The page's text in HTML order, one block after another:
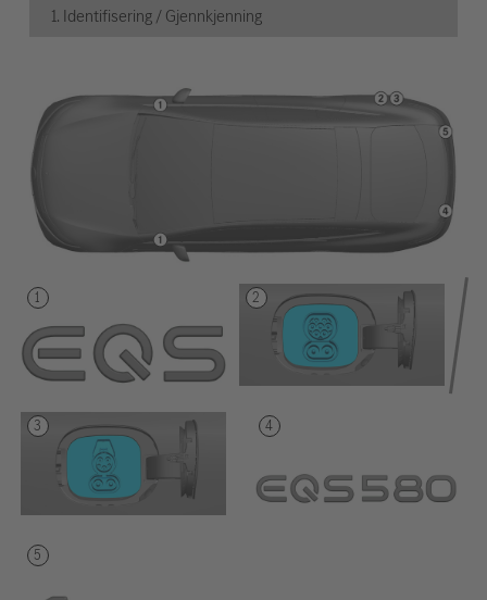
1. Identifisering / Gjennkjenning